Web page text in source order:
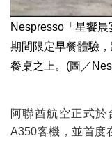
Nespresso「星饗
期間限定早餐體驗
餐桌之上。(圖／
阿聯酋航空正式
A350客機，並首度